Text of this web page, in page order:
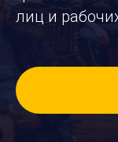
лиц и